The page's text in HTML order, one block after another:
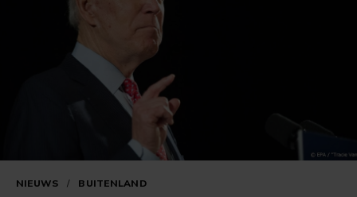
NIEUWS / BUITENLAND